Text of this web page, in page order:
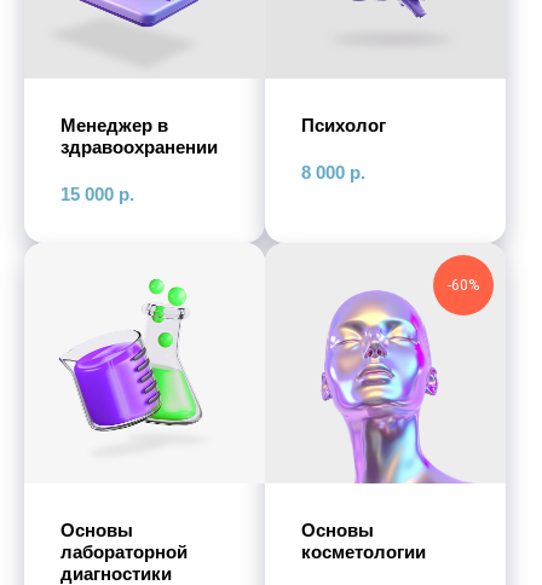
Менеджер в
здравоохранении
15 000 р.
Психолог
8 000 р.
Основы
лабораторной
диагностики
-60%
Основы
косметологии